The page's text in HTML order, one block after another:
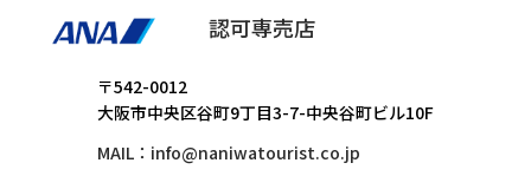
認可専売店
〒542-0012
大阪市中央区谷町9丁目3-7-中央谷町ビル10F
MAIL： info@naniwatourist.co.jp